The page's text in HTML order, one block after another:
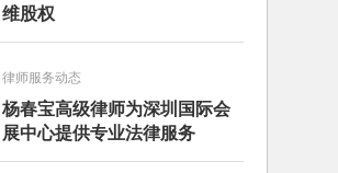
维股权
律师服务动态
杨春宝高级律师为深圳国际会
展中心提供专业法律服务